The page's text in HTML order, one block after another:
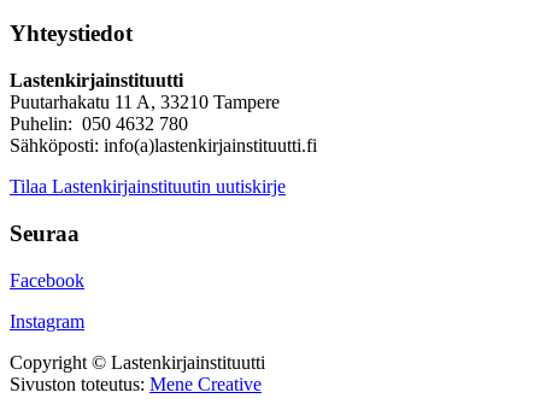
Yhteystiedot
Lastenkirjainstituutti
Puutarhakatu 11 A, 33210 Tampere
Puhelin: 050 4632 780
Sähköposti: info(a)lastenkirjainstituutti.fi
Tilaa Lastenkirjainstituutin uutiskirje
Seuraa
Facebook
Instagram
Copyright © Lastenkirjainstituutti
Sivuston toteutus: Mene Creative